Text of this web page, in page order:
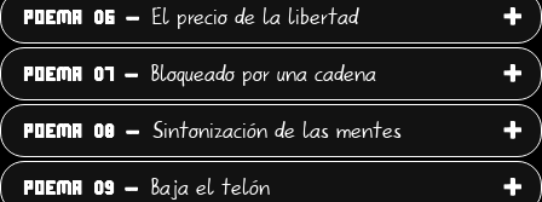
POEMA 06 - El precio de la libertad
POEMA 07 - Bloqueado por una cadena
POEMA 08 - Sintonización de las mentes
POEMA 09 - Baja el telón